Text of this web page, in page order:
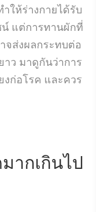
ให้ร่างกายได้รับ
แต่การทานผักที่
จส่งผลกระทบต่อ
ว มาดูกันว่าการ
งก่อโรค และควร
ากเกินไป